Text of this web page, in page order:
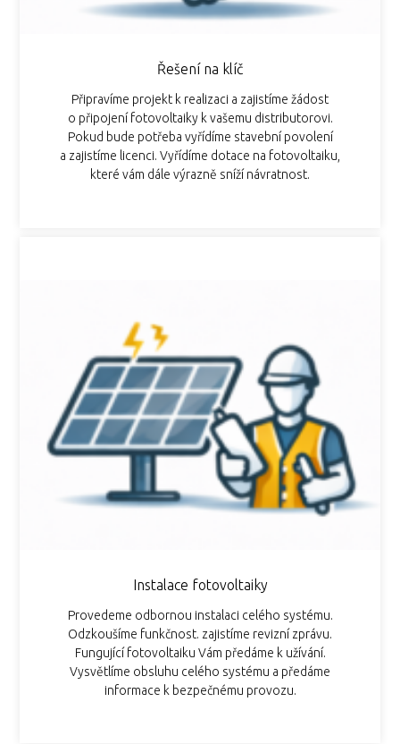
Řešení na klíč
Připravíme projekt k realizaci a zajistíme žádost
o připojení fotovoltaiky k vašemu distributorovi.
Pokud bude potřeba vyřídíme stavební povolení
a zajistíme licenci. Vyřídíme dotace na fotovoltaiku,
které vám dále výrazně sníží návratnost.
Instalace fotovoltaiky
Provedeme odbornou instalaci celého systému.
Odzkoušíme funkčnost. zajistíme revizní zprávu.
Fungující fotovoltaiku Vám předáme k užívání.
Vysvětlíme obsluhu celého systému a předáme
informace k bezpečnému provozu.